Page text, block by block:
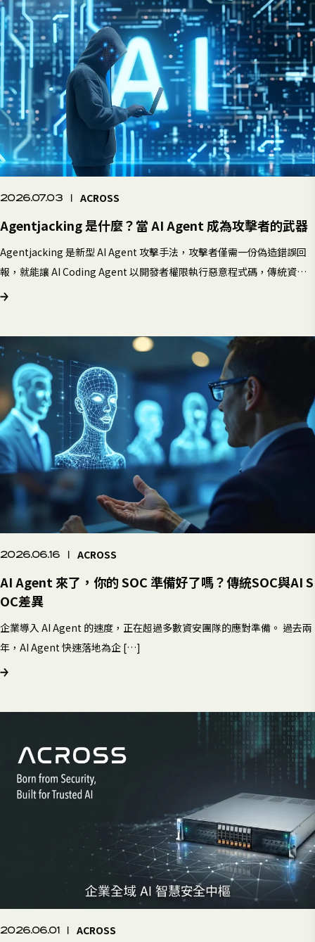
2026.07.03 |ACROSS
Agentjacking 是什麼？當 AI Agent 成為攻擊者的武器
Agentjacking 是新型 AI Agent 攻擊手法，攻擊者僅需一份偽造錯誤回
報，就能讓 AI Coding Agent 以開發者權限執行惡意程式碼，傳統資安
工具全數失效。
2026.06.16 |ACROSS
AI Agent 來了，你的 SOC 準備好了嗎？傳統SOC與AI S
OC差異
企業導入 AI Agent 的速度，正在超過多數資安團隊的應對準備。 過去兩
年，AI Agent 快速落地為企 […]
2026.06.01 |ACROSS